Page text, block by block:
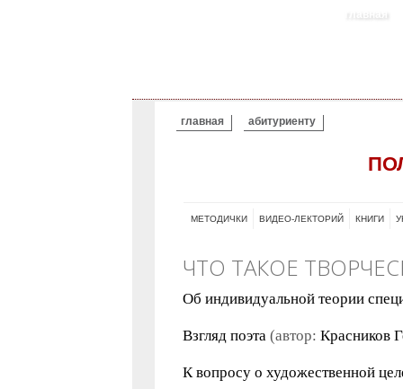
главная
ВЫ ЗДЕСЬ
главная абитуриенту
МЕТОДИЧКИ ВИДЕО-ЛЕКТОРИЙ КНИГИ
ЧТО ТАКОЕ
Об индивидуальной теории
Взгляд поэта (автор: Красников
К вопросу о художественной